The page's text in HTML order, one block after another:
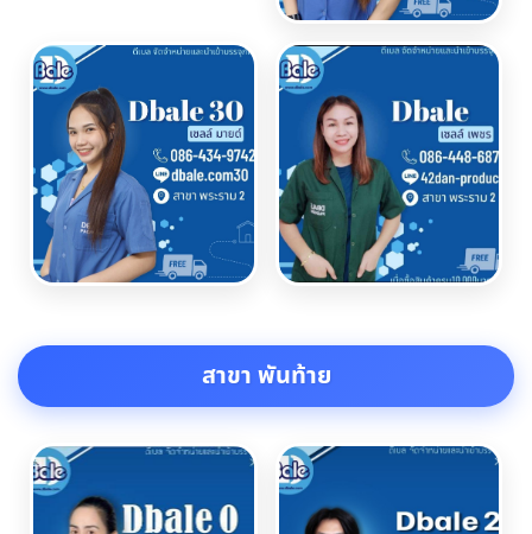
สาขา พันท้าย